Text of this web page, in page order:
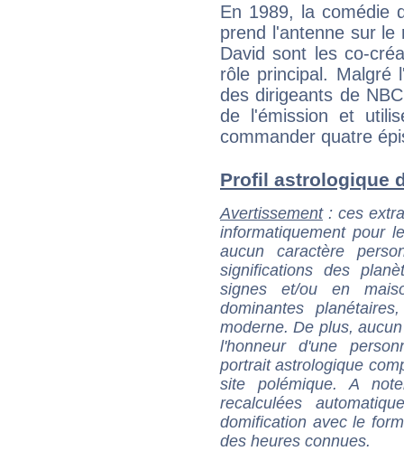
En 1989, la comédie
prend l'antenne sur le
David sont les co-
rôle principal. Malgré
des dirigeants de
de l'émission et
commander quatre
Profil astrologique
Avertissement: ces
informatiquement pour
aucun caractère
significations des
signes et/ou en
dominantes
moderne. De plus,
l'honneur d'une
portrait astrologique
site polémique. A
recalculées
domification avec le
des heures connues.